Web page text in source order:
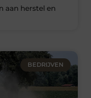
aan herstel en
BEDRIJVEN